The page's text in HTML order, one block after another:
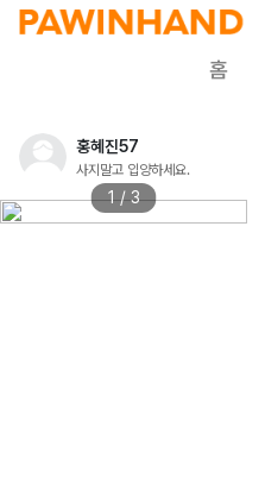
홈
홍혜진57
사지말고 입양하세요.
1 / 3